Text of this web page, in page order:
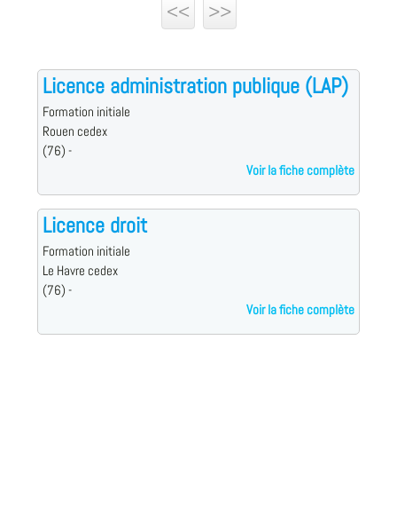
<<
>>
Licence administration publique (LAP)
Formation initiale
Rouen cedex
(76) -
Voir la fiche complète
Licence droit
Formation initiale
Le Havre cedex
(76) -
Voir la fiche complète